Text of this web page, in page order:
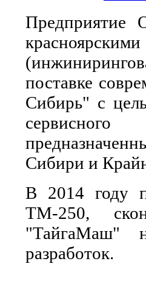
Предприятие
поставке
Сибирь" с
Сибири и
В 2014 году
ТМ-250,
"ТайгаМаш"
разработок.